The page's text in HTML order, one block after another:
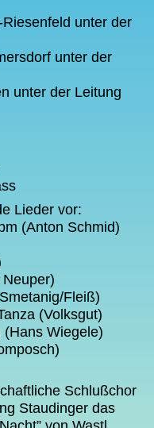
unter der
unter der
unter der Leitung
Lieder vor:
(Anton Schmid)
Neuper)
Fleiß)
(Volksgut)
(Hans Wiegele)
Schlußchor
Staudinger das